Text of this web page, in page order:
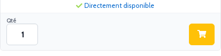
Qté
Directement disponible